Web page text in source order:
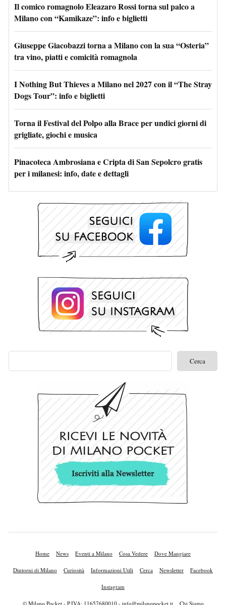
Il comico romagnolo Eleazaro Rossi torna sul palco a
Milano con “Kamikaze”: info e biglietti
Giuseppe Giacobazzi torna a Milano con la sua “Osteria”
tra vino, piatti e comicità romagnola
I Nothing But Thieves a Milano nel 2027 con il “The Stray
Dogs Tour”: info e biglietti
Torna il Festival del Polpo alla Brace per undici giorni di
grigliate, giochi e musica
Pinacoteca Ambrosiana e Cripta di San Sepolcro gratis
per i milanesi: info, date e dettagli
Home News Eventi a Milano Cosa Vedere Dove Mangiare
Dintorni di Milano Curiosità Informazioni Utili Cerca Newsletter Facebook
Instagram
© Milano Pocket - P.IVA: 11657680010 - info@milanopocket.it Chi Siamo